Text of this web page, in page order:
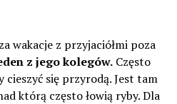
wakacje z przyjaciółmi poza
z jego kolegów.Często
się przyrodą. Jest tam
którą często łowią ryby. Dla